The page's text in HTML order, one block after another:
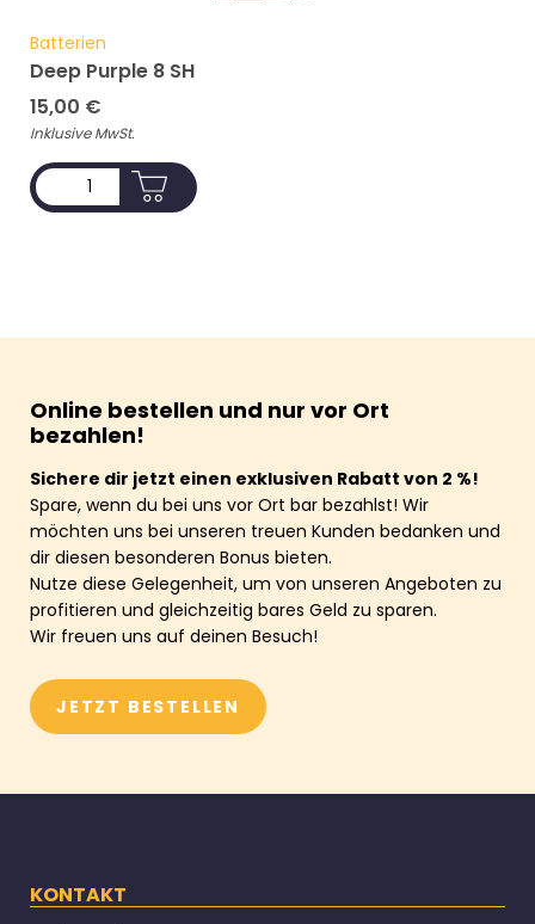
Batterien
Deep Purple 8 SH
15,00 €
Inklusive MwSt.
Online bestellen und nur vor Ort
bezahlen!
Sichere dir jetzt einen exklusiven Rabatt von 2 %!
Spare, wenn du bei uns vor Ort bar bezahlst! Wir
möchten uns bei unseren treuen Kunden bedanken und
dir diesen besonderen Bonus bieten.
Nutze diese Gelegenheit, um von unseren Angeboten zu
profitieren und gleichzeitig bares Geld zu sparen.
Wir freuen uns auf deinen Besuch!
JETZT BESTELLEN
KONTAKT